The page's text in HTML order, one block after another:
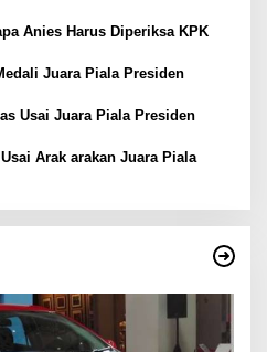
Anies Harus Diperiksa KPK
Juara Piala Presiden
Usai Juara Piala Presiden
Arak arakan Juara Piala